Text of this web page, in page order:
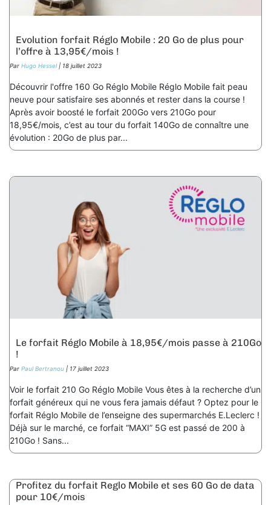
Evolution forfait Réglo Mobile : 20 Go de plus pour
l’offre à 13,95€/mois !
Par Hugo Hessel | 18 juillet 2023
Découvrir l'offre 160 Go Réglo Mobile Réglo Mobile fait peau
neuve pour satisfaire ses abonnés et rester dans la course !
Après avoir boosté le forfait 200Go vers 210Go pour
18,95€/mois, c’est au tour du forfait 140Go de connaître une
évolution : 20Go de plus par...
Le forfait Réglo Mobile à 18,95€/mois passe à 210Go
!
Par Paul Bertranou | 17 juillet 2023
Voir le forfait 210 Go Réglo Mobile Vous êtes à la recherche d’un
forfait généreux qui ne vous fera jamais défaut ? Optez pour le
forfait Réglo Mobile de l’enseigne des supermarchés E.Leclerc !
Déjà sur le marché, ce forfait “MAXI” 5G est passé de 200 à
210Go ! Sans...
Profitez du forfait Reglo Mobile et ses 60 Go de data
pour 10€/mois